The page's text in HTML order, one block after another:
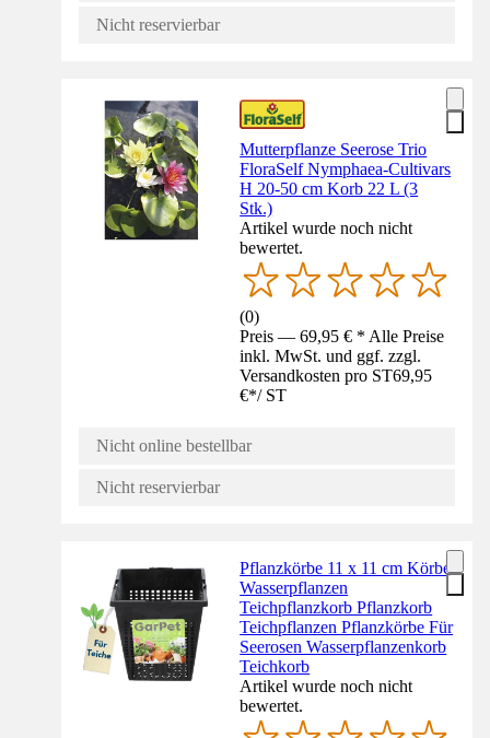
Nicht reservierbar
Mutterpflanze Seerose Trio
FloraSelf Nymphaea-Cultivars
H 20-50 cm Korb 22 L (3
Stk.)
Artikel wurde noch nicht
bewertet.
(0)
Preis — 69,95 € * Alle Preise
inkl. MwSt. und ggf. zzgl.
Versandkosten pro ST69,95
€*/ ST
Nicht online bestellbar
Nicht reservierbar
Pflanzkörbe 11 x 11 cm Körbe
Wasserpflanzen
Teichpflanzkorb Pflanzkorb
Teichpflanzen Pflanzkörbe Für
Seerosen Wasserpflanzenkorb
Teichkorb
Artikel wurde noch nicht
bewertet.